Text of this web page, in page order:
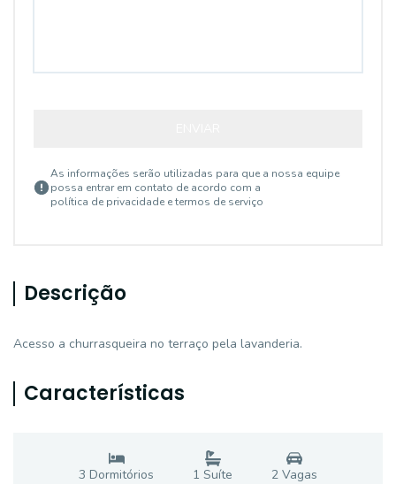
As informações serão utilizadas para que a nossa equipe
possa entrar em contato de acordo com a
política de privacidade e termos de serviço
Descrição
Acesso a churrasqueira no terraço pela lavanderia.
Características
3 Dormitórios 1 Suíte 2 Vagas